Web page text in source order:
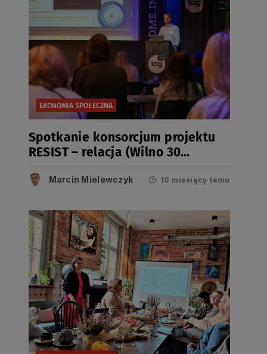
EKONOMIA SPOŁECZNA
Spotkanie konsorcjum projektu
RESIST – relacja (Wilno 30
Marcin Mielewczyk 10 miesięcy temu